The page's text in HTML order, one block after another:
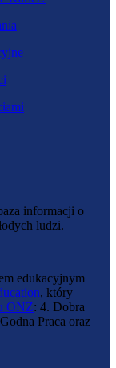
biurowo-
informacji o
ludzi.
edukacyjnym
, który
ONZ: 4. Dobra
Praca oraz